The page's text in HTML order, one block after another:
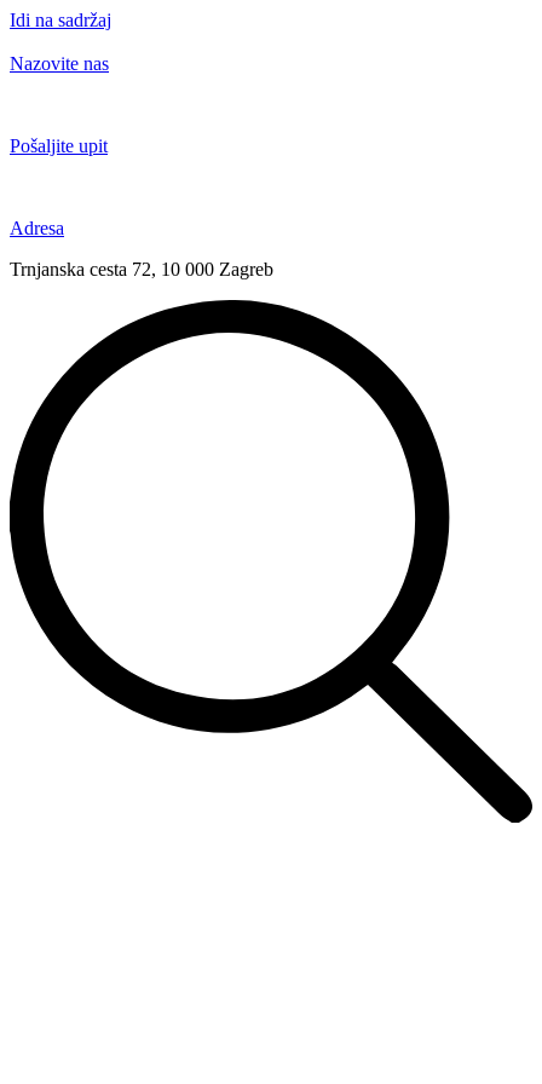
Idi na sadržaj
Nazovite nas
Pošaljite upit
Adresa
Trnjanska cesta 72, 10 000 Zagreb